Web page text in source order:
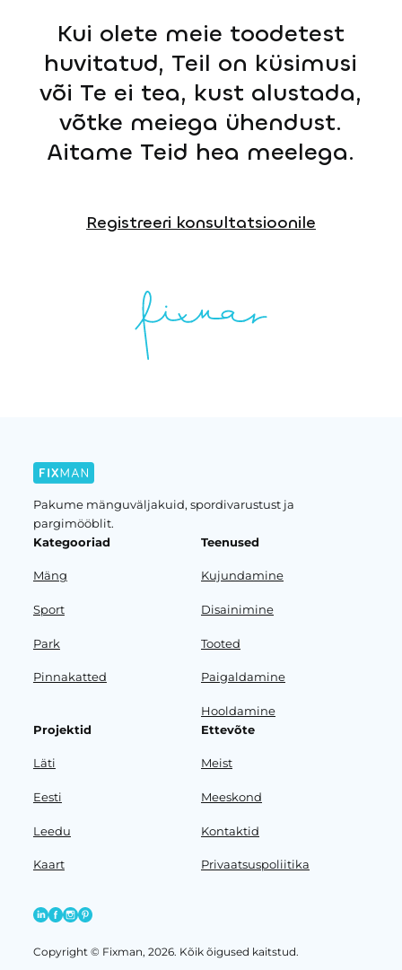
Kui olete meie toodetest
huvitatud, Teil on küsimusi
või Te ei tea, kust alustada,
võtke meiega ühendust.
Aitame Teid hea meelega.
Registreeri konsultatsioonile
Pakume mänguväljakuid, spordivarustust ja
pargimööblit.
Kategooriad
Mäng
Sport
Park
Pinnakatted
Teenused
Kujundamine
Disainimine
Tooted
Paigaldamine
Hooldamine
Projektid
Läti
Eesti
Leedu
Kaart
Ettevõte
Meist
Meeskond
Kontaktid
Privaatsuspoliitika
Copyright © Fixman, 2026. Kõik õigused kaitstud.